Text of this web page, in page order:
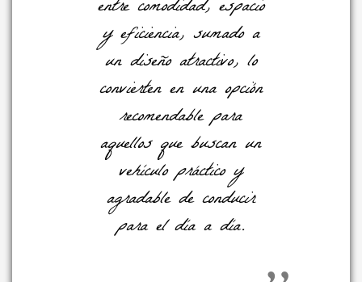
entre comodidad, espacio
y eficiencia, sumado a
un diseño atractivo, lo
convierten en una opción
recomendable para
aquellos que buscan un
vehículo práctico y
agradable de conducir
para el día a día.